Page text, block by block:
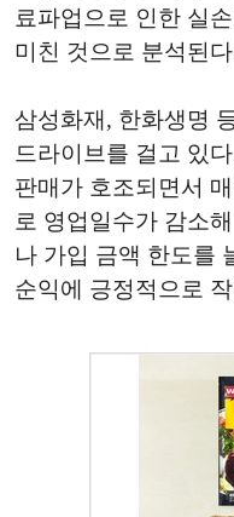
료파업으로 인한 실
미친 것으로 분석된
삼성화재, 한화생명
드라이브를 걸고 있
판매가 호조되면서
로 영업일수가 감소
나 가입 금액 한도를
순익에 긍정적으로